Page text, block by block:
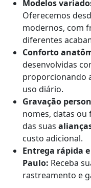
Modelos
Oferecemos
modernos, com
diferentes
Conforto
desenvolvidas
proporcionando
uso diário.
Gravação
nomes, datas
das suas
custo adicional.
Entrega rápida
Paulo: Receba
rastreamento e